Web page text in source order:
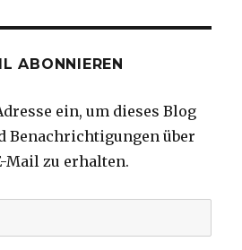
ABONNIEREN
ein, um dieses Blog
Benachrichtigungen über
Mail zu erhalten.